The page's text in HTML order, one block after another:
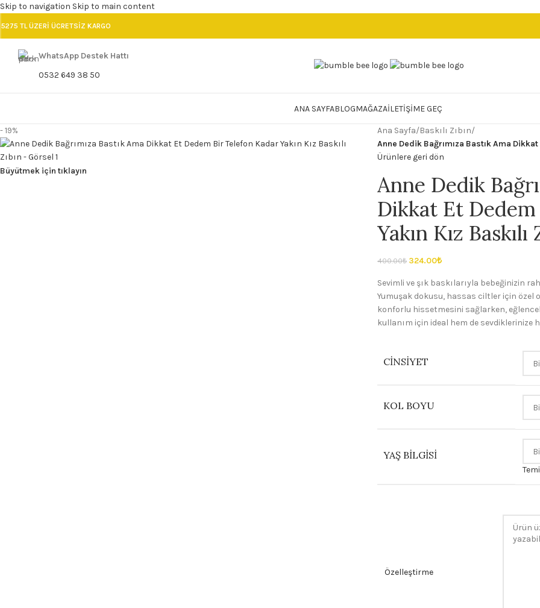
Skip to navigation Skip to main content
5275 TL ÜZERİ ÜCRETSİZ KARGO
WhatsApp Destek Hattı
0532 649 38 50
ANA SAYFABLOGMAĞAZAİLETIŞIME GEÇ
- 19%
Büyütmek için tıklayın
Ana Sayfa/Baskılı Zıbın/
Anne Dedik Bağrımıza Bastık Ama Dikkat
Ürünlere geri dön
Anne Dedik
Dikkat Et
Yakın Kız Baskılı
400.00₺ 324.00₺
Sevimli ve şık baskılarıyla bebeğinizin
Yumuşak dokusu, hassas ciltler için özel
konforlu hissetmesini sağlarken,
kullanım için ideal hem de sevdiklerinize
CINSIYET
KOL BOYU
YAŞ BILGISI
Özelleştirme